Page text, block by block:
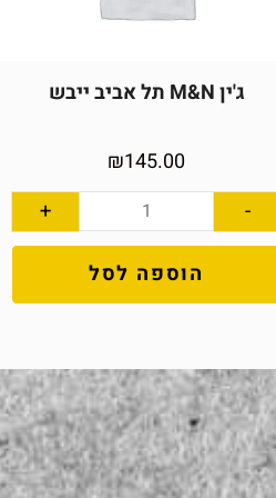
ג'ין M&N תל אביב ייבש
₪145.00
-
+
הוספה לסל